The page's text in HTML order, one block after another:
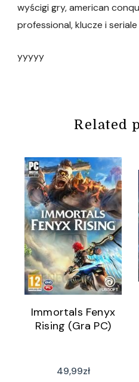
wyścigi gry, american
professional, klucze i seriale
yyyyy
Related
Immortals Fenyx
Rising (Gra PC)
49,99zł